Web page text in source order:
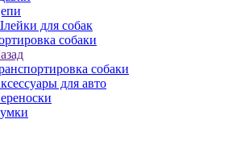
для собак
собаки
собаки
для авто